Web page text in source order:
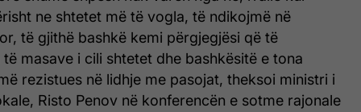
ne shtetet më të vogla, të ndikojmë në
të gjithë bashkë kemi përgjegjësi që të
masave i cili shtetet dhe bashkësitë e tona
rezistues në lidhje me pasojat, theksoi ministri i
Risto Penov në konferencën e sotme rajonale